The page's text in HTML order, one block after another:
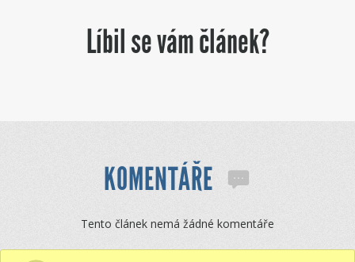
Líbil se vám článek?
KOMENTÁŘE
Tento článek nemá žádné komentáře